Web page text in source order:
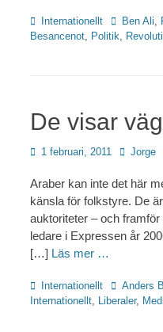
Kategorier
Internationellt Etiketter
Ben Ali
Besancenot Politik
De visar
Publicerad
1 februari, 2011 Författare
Jorge
Araber kan inte det här
känsla för folkstyre. De
auktoriteter – och
ledare i Expressen år
[…] Läs mer …
Kategorier
Internationellt Etiketter
Anders
Internationellt Liberaler,